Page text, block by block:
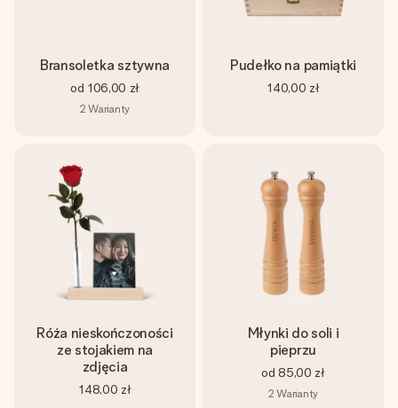
Bransoletka sztywna
od 106,00 zł
2 Warianty
Pudełko na pamiątki
140,00 zł
Róża nieskończoności
ze stojakiem na
zdjęcia
148,00 zł
Młynki do soli i
pieprzu
od 85,00 zł
2 Warianty